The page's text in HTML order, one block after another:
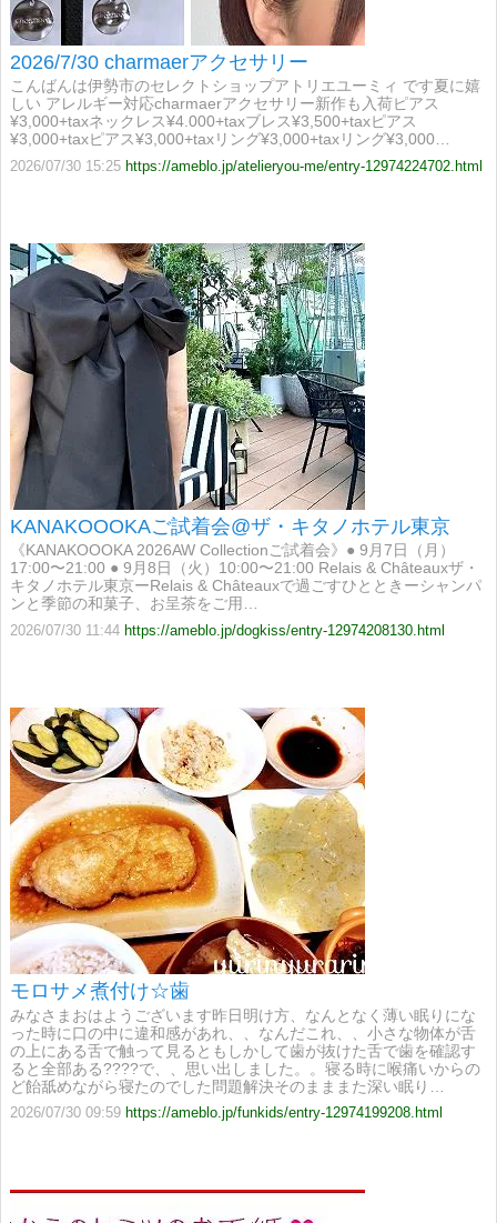
2026/7/30 charmaerアクセサリー
こんばんは伊勢市のセレクトショップアトリエユーミィ です夏に嬉
しい アレルギー対応charmaerアクセサリー新作も入荷ピアス
¥3,000+taxネックレス¥4.000+taxブレス¥3,500+taxピアス
¥3,000+taxピアス¥3,000+taxリング¥3,000+taxリング¥3,000…
2026/07/30 15:25 https://ameblo.jp/atelieryou-me/entry-12974224702.html
KANAKOOOKAご試着会@ザ・キタノホテル東京
《KANAKOOOKA 2026AW Collectionご試着会》● 9月7日（月）
17:00〜21:00 ● 9月8日（火）10:00〜21:00 Relais & Châteauxザ・
キタノホテル東京ーRelais & Châteauxで過ごすひとときーシャンパ
ンと季節の和菓子、お呈茶をご用…
2026/07/30 11:44 https://ameblo.jp/dogkiss/entry-12974208130.html
モロサメ煮付け☆歯
みなさまおはようございます昨日明け方、なんとなく薄い眠りにな
った時に口の中に違和感があれ、、なんだこれ、、小さな物体が舌
の上にある舌で触って見るともしかして歯が抜けた舌で歯を確認す
ると全部ある????で、、思い出しました。。寝る時に喉痛いからの
ど飴舐めながら寝たのでした問題解決そのまままた深い眠り…
2026/07/30 09:59 https://ameblo.jp/funkids/entry-12974199208.html